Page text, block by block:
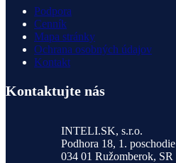
Podpora
Cenník
Mapa stránky
Ochrana osobných údajov
Kontakt
Kontaktujte nás
INTELI.SK, s.r.o.
Podhora 18, 1. poschodie
034 01 Ružomberok, SR